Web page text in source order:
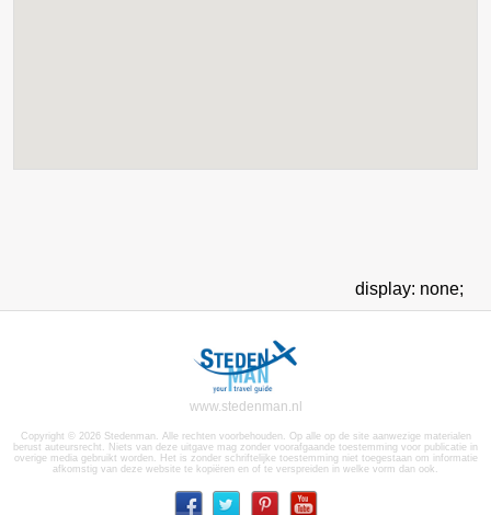
display: none;
www.stedenman.nl
Copyright © 2026 Stedenman. Alle rechten voorbehouden. Op alle op de site aanwezige materialen
berust auteursrecht. Niets van deze uitgave mag zonder voorafgaande toestemming voor publicatie in
overige media gebruikt worden. Het is zonder schriftelijke toestemming niet toegestaan om informatie
afkomstig van deze website te kopiëren en of te verspreiden in welke vorm dan ook.